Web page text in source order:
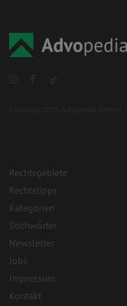
Rechtsgebiete
Rechtstipps
Kategorien
Stichwörter
Newsletter
Jobs
Impressum
Kontakt